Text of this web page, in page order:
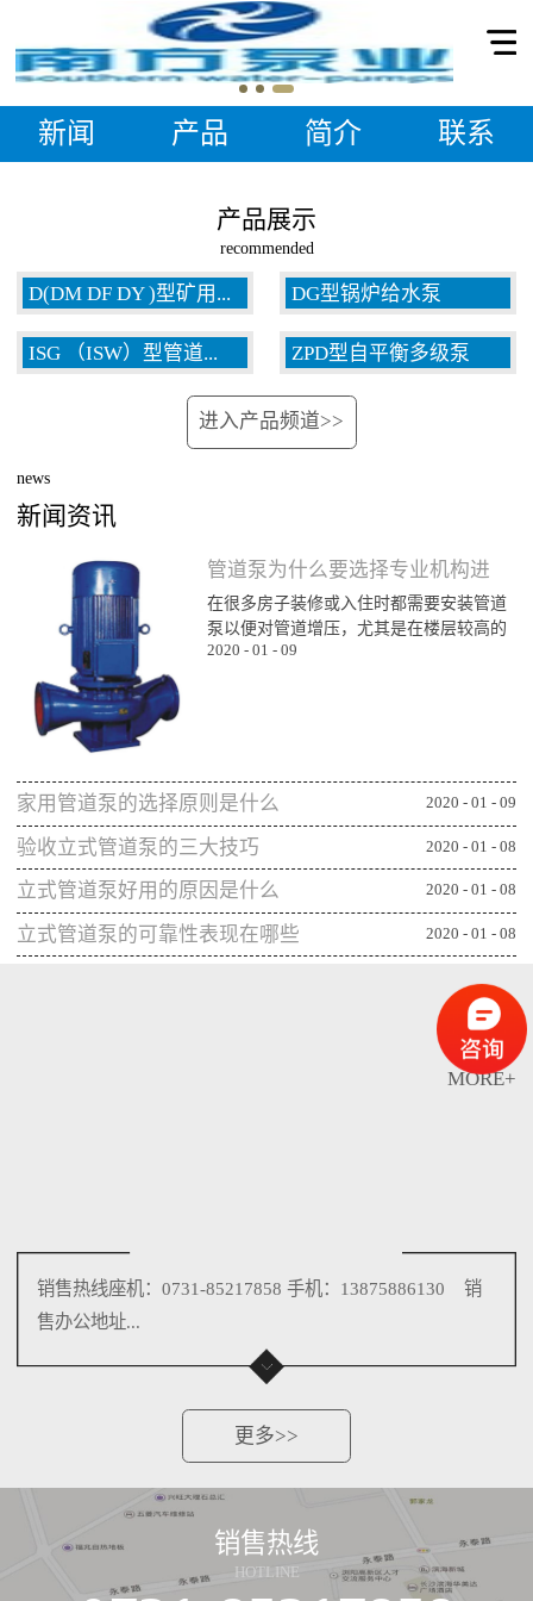
新闻 产品 简介 联系
产品展示
recommended
D(DM DF DY )型矿用... DG型锅炉给水泵
ISG （ISW）型管道... ZPD型自平衡多级泵
进入产品频道>>
news
新闻资讯
MORE+
管道泵为什么要选择专业机构进
行购买
在很多房子装修或入住时都需要安装管道
泵以便对管道增压，尤其是在楼层较高的
楼层为了能顺利用水更对管道增压安装专
一、可获得较规范的售后专业的管道泵生
产机构或厂家往往能更重视售后服务，毕
竟设备类的产品选择专业机构可相应获得
更全面的售后服务，并能及时为出现问题
的管...
2020 - 01 - 09
家用管道泵的选择原则是什么 2020 - 01 - 09
验收立式管道泵的三大技巧 2020 - 01 - 08
立式管道泵好用的原因是什么 2020 - 01 - 08
立式管道泵的可靠性表现在哪些
2020 - 01 - 08
销售热线座机：0731-85217858 手机：13875886130 销
售办公地址...
更多>>
销售热线
HOTLINE